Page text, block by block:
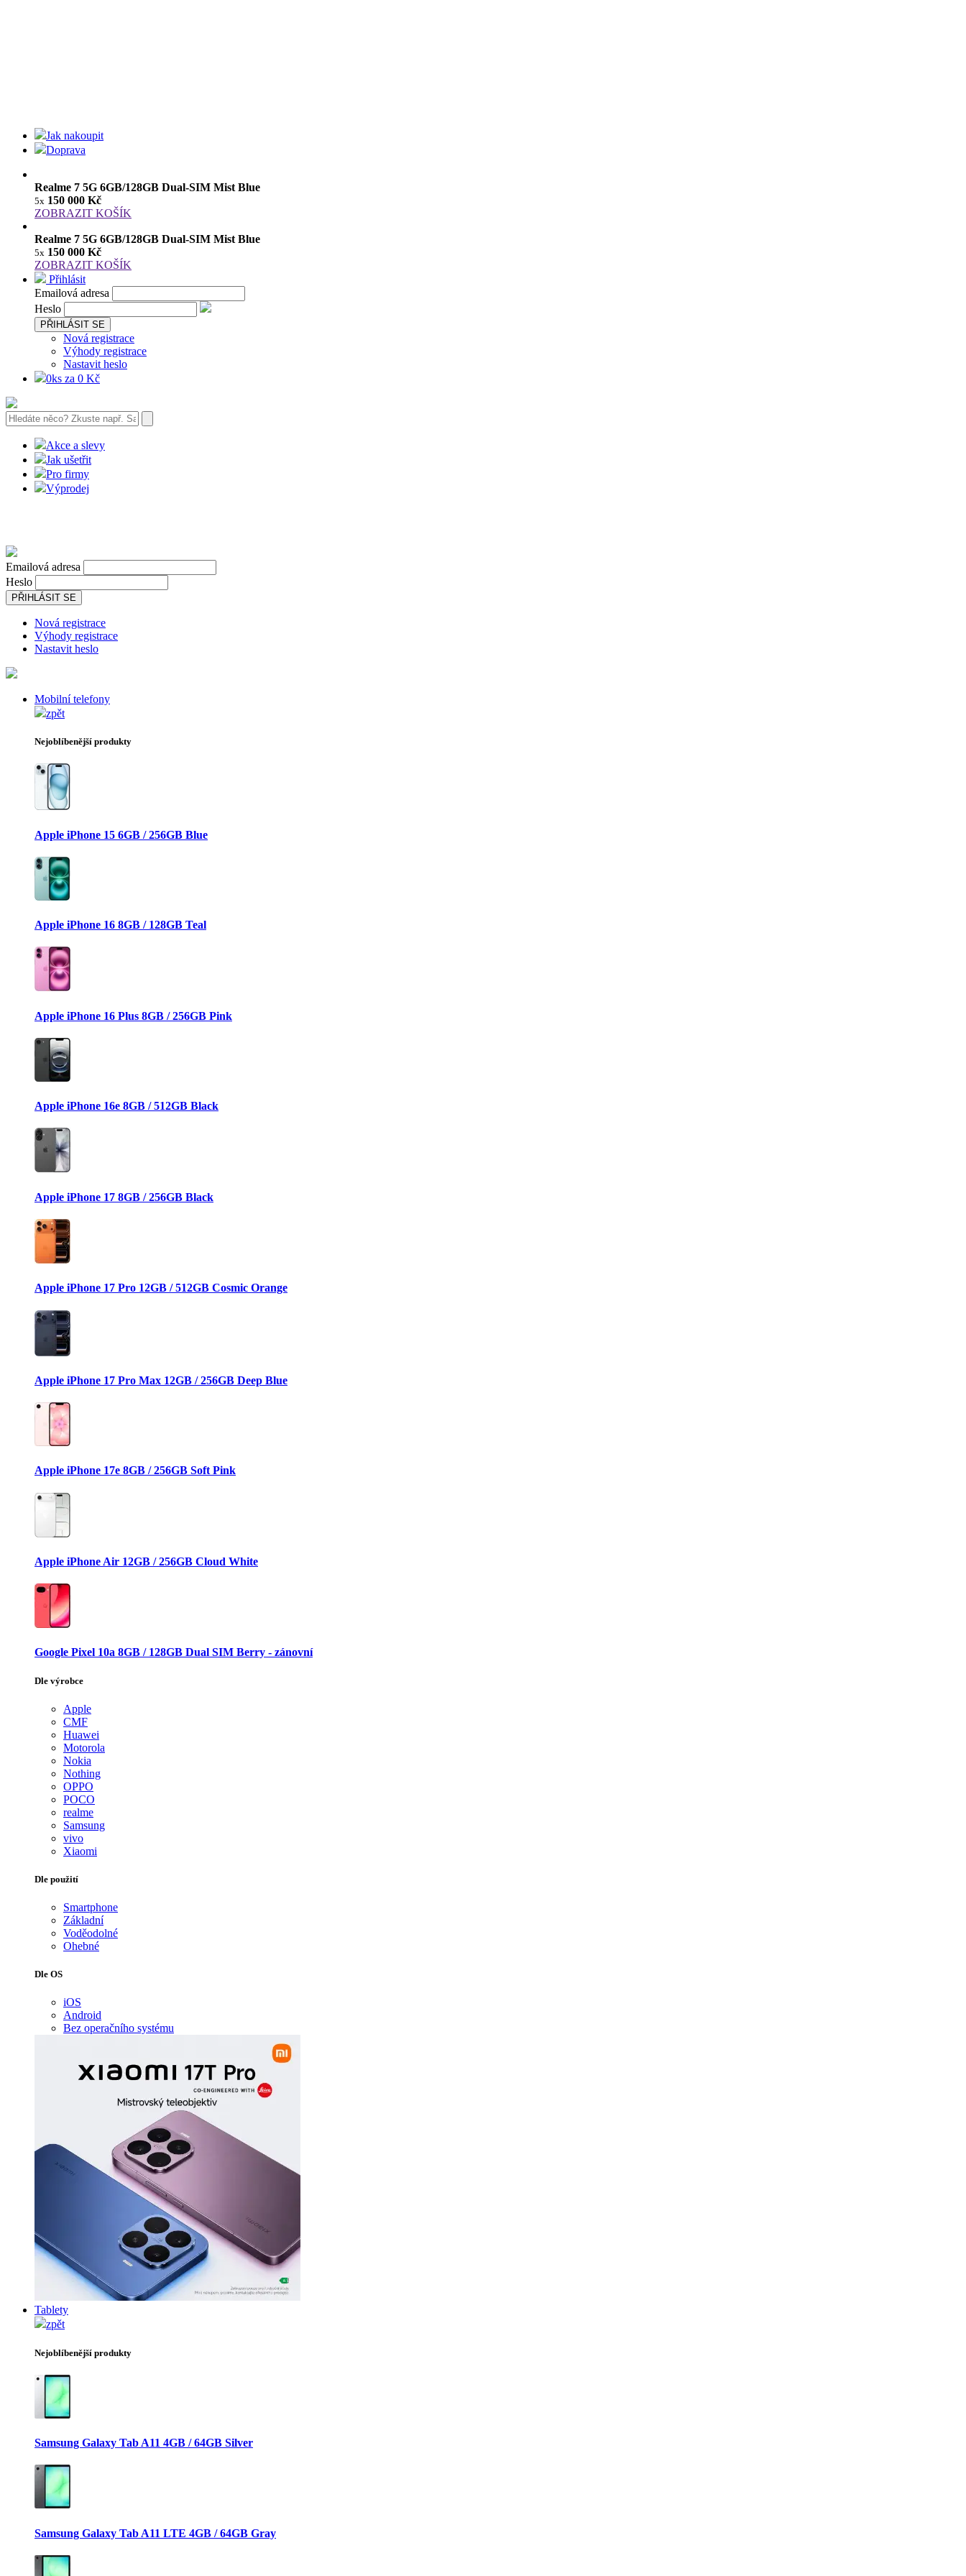
Jak nakoupit
Doprava
Realme 7 5G 6GB/128GB Dual-SIM Mist Blue
5x 150 000 Kč
ZOBRAZIT KOŠÍK
Realme 7 5G 6GB/128GB Dual-SIM Mist Blue
5x 150 000 Kč
ZOBRAZIT KOŠÍK
Přihlásit
Emailová adresa
Heslo
PŘIHLÁSIT SE
Nová registrace
Výhody registrace
Nastavit heslo
0ks za 0 Kč
Akce a slevy
Jak ušetřit
Pro firmy
Výprodej
Emailová adresa
Heslo
PŘIHLÁSIT SE
Nová registrace
Výhody registrace
Nastavit heslo
Mobilní telefony
zpět
Nejoblíbenější produkty
Apple iPhone 15 6GB / 256GB Blue
Apple iPhone 16 8GB / 128GB Teal
Apple iPhone 16 Plus 8GB / 256GB Pink
Apple iPhone 16e 8GB / 512GB Black
Apple iPhone 17 8GB / 256GB Black
Apple iPhone 17 Pro 12GB / 512GB Cosmic Orange
Apple iPhone 17 Pro Max 12GB / 256GB Deep Blue
Apple iPhone 17e 8GB / 256GB Soft Pink
Apple iPhone Air 12GB / 256GB Cloud White
Google Pixel 10a 8GB / 128GB Dual SIM Berry - zánovní
Dle výrobce
Apple
CMF
Huawei
Motorola
Nokia
Nothing
OPPO
POCO
realme
Samsung
vivo
Xiaomi
Dle použití
Smartphone
Základní
Voděodolné
Ohebné
Dle OS
iOS
Android
Bez operačního systému
Tablety
zpět
Nejoblíbenější produkty
Samsung Galaxy Tab A11 4GB / 64GB Silver
Samsung Galaxy Tab A11 LTE 4GB / 64GB Gray